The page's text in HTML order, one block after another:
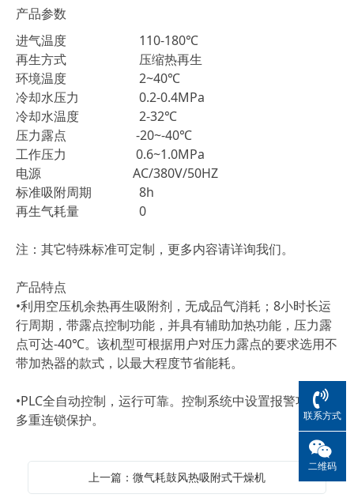
产品参数
进气温度 110-180℃
再生方式 压缩热再生
环境温度 2~40℃
冷却水压力 0.2-0.4MPa
冷却水温度 2-32℃
压力露点 -20~-40℃
工作压力 0.6~1.0MPa
电源 AC/380V/50HZ
标准吸附周期 8h
再生气耗量 0
注：其它特殊标准可定制，更多内容请详询我们。
产品特点
•利用空压机余热再生吸附剂，无成品气消耗；8小时长运
行周期，带露点控制功能，并具有辅助加热功能，压力露
点可达-40℃。该机型可根据用户对压力露点的要求选用不
带加热器的款式，以最大程度节省能耗。
•PLC全自动控制，运行可靠。控制系统中设置报警功能、
多重连锁保护。
上一篇：微气耗鼓风热吸附式干燥机
联系方式
二维码